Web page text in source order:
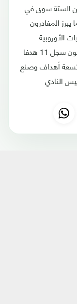
الستة سوى في
المغادرون
الأوروبية
وتكفي الإشارة إلى أن دياز، المنتقل إلى ليون سجل 11 هدفا
أهداف وصنع
النادي